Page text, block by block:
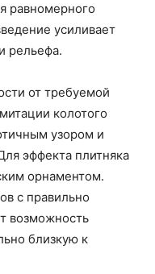
равномерного
усиливает
рельефа.
от требуемой
колотого
узором и
эффекта плитняка
орнаментом.
с правильно
возможность
близкую к